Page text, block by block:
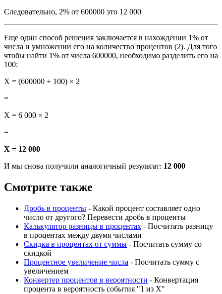
Следовательно, 2% от 600000 это 12 000
Еще один способ решения заключается в нахождении 1% от
числа и умножении его на количество процентов (2). Для того
чтобы найти 1% от числа 600000, необходимо разделить его на
100:
X = (600000 ÷ 100) × 2
=
X = 6 000 × 2
=
X = 12 000
И мы снова получили аналогичный результат: 12 000
Смотрите также
Дробь в проценты - Какой процент составляет одно
число от другого? Перевести дробь в проценты
Калькулятор разницы в процентах - Посчитать разницу
в процентах между двумя числами
Скидка в процентах от суммы - Посчитать сумму со
скидкой
Процентное увеличение числа - Посчитать сумму с
увеличением
Конвертер процентов в вероятности - Конвертация
процента в вероятность события "1 из X"